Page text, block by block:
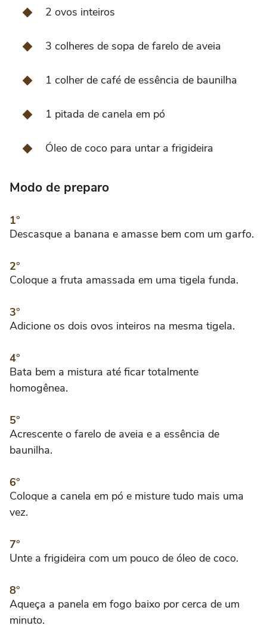
2 ovos inteiros
3 colheres de sopa de farelo de aveia
1 colher de café de essência de baunilha
1 pitada de canela em pó
Óleo de coco para untar a frigideira
Modo de preparo
Descasque a banana e amasse bem com um garfo.
Coloque a fruta amassada em uma tigela funda.
Adicione os dois ovos inteiros na mesma tigela.
Bata bem a mistura até ficar totalmente
homogênea.
Acrescente o farelo de aveia e a essência de
baunilha.
Coloque a canela em pó e misture tudo mais uma
vez.
Unte a frigideira com um pouco de óleo de coco.
Aqueça a panela em fogo baixo por cerca de um
minuto.